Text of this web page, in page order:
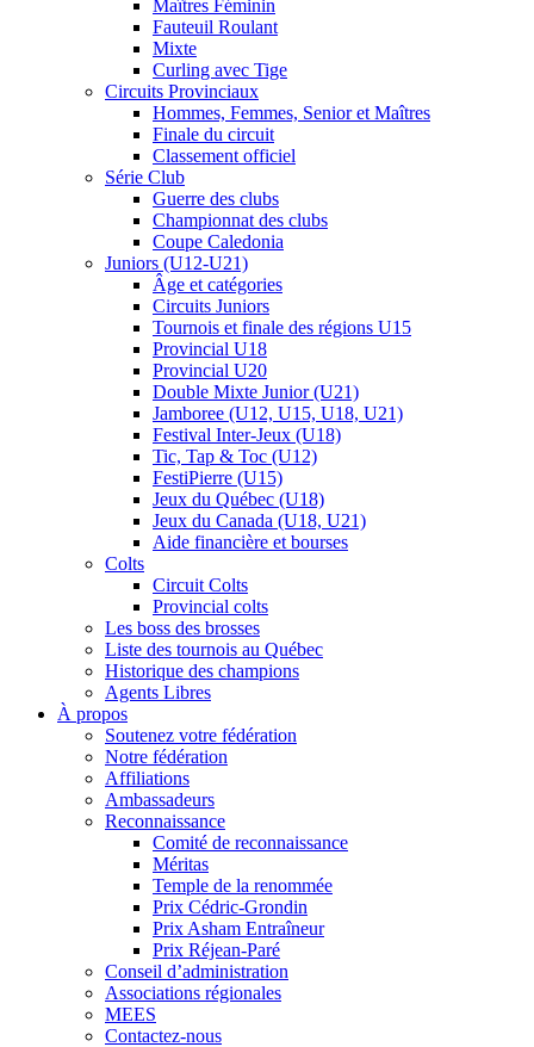
Maîtres Féminin
Fauteuil Roulant
Mixte
Curling avec Tige
Circuits Provinciaux
Hommes, Femmes, Senior et Maîtres
Finale du circuit
Classement officiel
Série Club
Guerre des clubs
Championnat des clubs
Coupe Caledonia
Juniors (U12-U21)
Âge et catégories
Circuits Juniors
Tournois et finale des régions U15
Provincial U18
Provincial U20
Double Mixte Junior (U21)
Jamboree (U12, U15, U18, U21)
Festival Inter-Jeux (U18)
Tic, Tap & Toc (U12)
FestiPierre (U15)
Jeux du Québec (U18)
Jeux du Canada (U18, U21)
Aide financière et bourses
Colts
Circuit Colts
Provincial colts
Les boss des brosses
Liste des tournois au Québec
Historique des champions
Agents Libres
À propos
Soutenez votre fédération
Notre fédération
Affiliations
Ambassadeurs
Reconnaissance
Comité de reconnaissance
Méritas
Temple de la renommée
Prix Cédric-Grondin
Prix Asham Entraîneur
Prix Réjean-Paré
Conseil d’administration
Associations régionales
MEES
Contactez-nous